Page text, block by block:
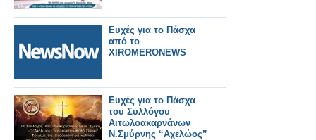
Ευχές για το Πάσχα
από το
XIROMERONEWS
Ευχές για το Πάσχα
του Συλλόγου
Αιτωλοακαρνάνων
Ν.Σμύρνης “Αχελώος”